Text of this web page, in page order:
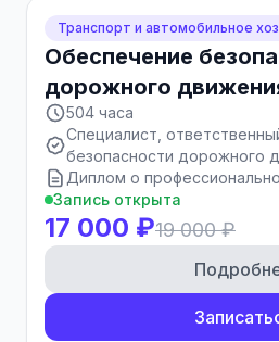
Транспорт и автомобильное
Обеспечение
дорожного
504 часа
Специалист,
безопасности дорожного
Диплом о
Запись открыта
17 000 ₽19 000 ₽